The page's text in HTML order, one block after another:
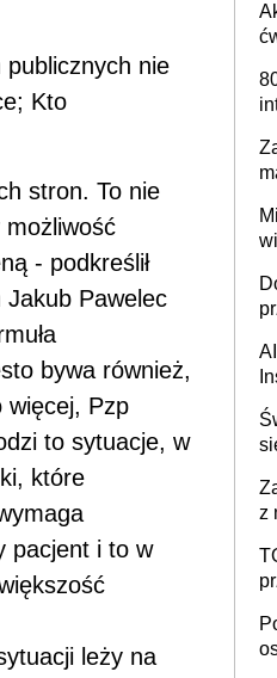
publicznych nie
Kto
stron. To nie
- podkreślił
Pawelec
bywa również,
więcej, Pzp
to sytuacje, w
które
pacjent i to w
leży na
z